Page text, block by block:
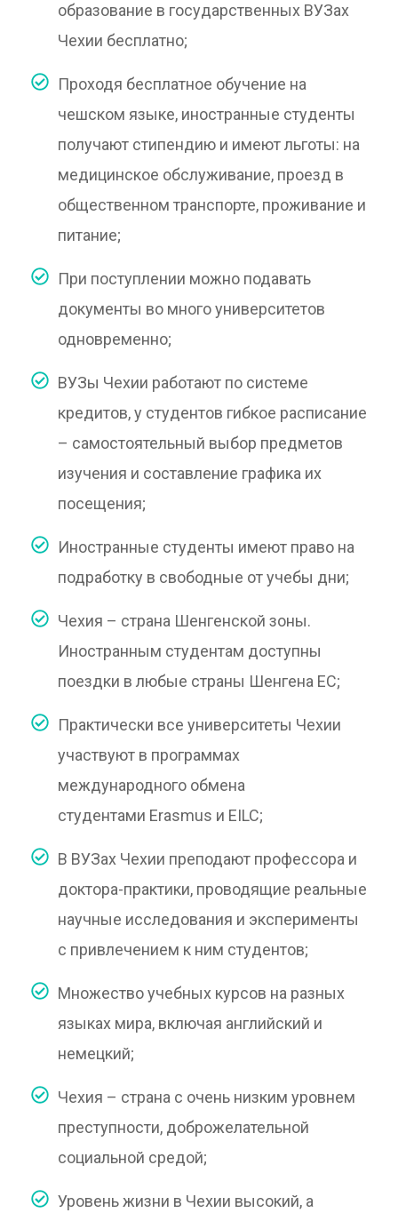
образование в государственных ВУЗах
Чехии бесплатно;
Проходя бесплатное обучение на
чешском языке, иностранные студенты
получают стипендию и имеют льготы: на
медицинское обслуживание, проезд в
общественном транспорте, проживание и
питание;
При поступлении можно подавать
документы во много университетов
одновременно;
ВУЗы Чехии работают по системе
кредитов, у студентов гибкое расписание
– самостоятельный выбор предметов
изучения и составление графика их
посещения;
Иностранные студенты имеют право на
подработку в свободные от учебы дни;
Чехия – страна Шенгенской зоны.
Иностранным студентам доступны
поездки в любые страны Шенгена ЕС;
Практически все университеты Чехии
участвуют в программах
международного обмена
студентами Erasmus и EILC;
В ВУЗах Чехии преподают профессора и
доктора-практики, проводящие реальные
научные исследования и эксперименты
с привлечением к ним студентов;
Множество учебных курсов на разных
языках мира, включая английский и
немецкий;
Чехия – страна с очень низким уровнем
преступности, доброжелательной
социальной средой;
Уровень жизни в Чехии высокий, а